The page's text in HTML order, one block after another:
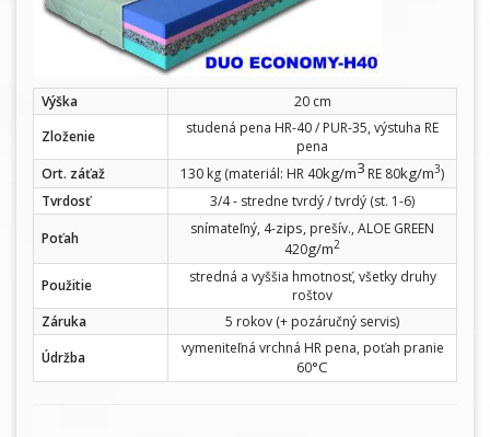
Výška
20 cm
Zloženie
studená pena HR-40 / PUR-35, výstuha RE
pena
Ort. záťaž
130 kg (materiál: HR 40kg/m3 RE 80kg/m3)
Tvrdosť
3/4 - stredne tvrdý / tvrdý (st. 1-6)
Poťah
snímateľný, 4-zips, prešív., ALOE GREEN
420g/m2
Použitie
stredná a vyššia hmotnosť, všetky druhy
roštov
Záruka
5 rokov (+ pozáručný servis)
Údržba
vymeniteľná vrchná HR pena, poťah pranie
60°C